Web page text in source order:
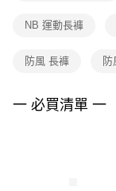
１．透過由恩沛科技
權轉讓予恩沛科技股
３．未成年的使用者
「AFTEE先享後付」
NB 運動長褲
防風 長褲
一 必買清單 一